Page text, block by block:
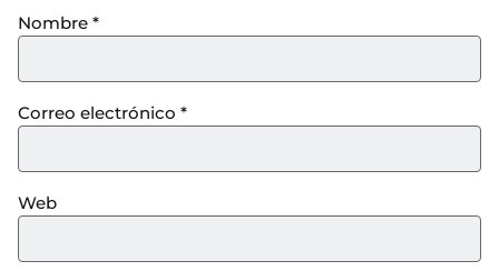
Nombre *
Correo electrónico *
Web